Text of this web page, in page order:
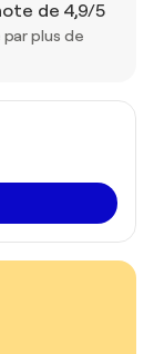
de 4,9/5
plus de